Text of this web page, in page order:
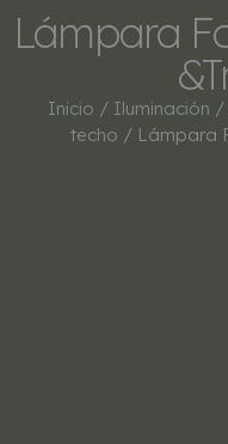
Lámpara
Inicio / Iluminación /
techo / Lámpara